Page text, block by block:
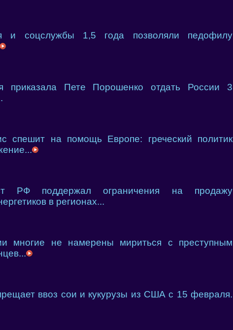
соцслужбы 1,5 года позволяли педофилу
приказала Пете Порошенко отдать России 3
спешит на помощь Европе: греческий политик
поддержал ограничения на продажу
в регионах...
многие не намерены мириться с преступным
ввоз сои и кукурузы из США с 15 февраля.